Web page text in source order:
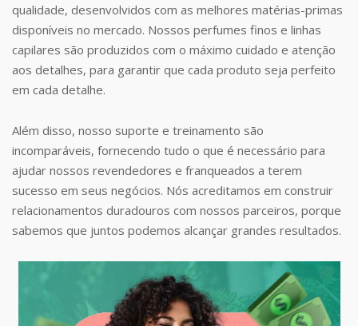
qualidade, desenvolvidos com as melhores matérias-primas
disponíveis no mercado. Nossos perfumes finos e linhas
capilares são produzidos com o máximo cuidado e atenção
aos detalhes, para garantir que cada produto seja perfeito
em cada detalhe.
Além disso, nosso suporte e treinamento são
incomparáveis, fornecendo tudo o que é necessário para
ajudar nossos revendedores e franqueados a terem
sucesso em seus negócios. Nós acreditamos em construir
relacionamentos duradouros com nossos parceiros, porque
sabemos que juntos podemos alcançar grandes resultados.